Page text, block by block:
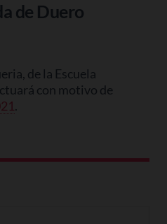
de Duero
de la Escuela
con motivo de
.